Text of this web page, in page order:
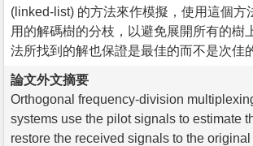
(linked-list) 的方法來作模擬，使用這個方
用的解碼樹的分枝，以避免展開所有的樹
法所找到的解也保證是最佳的而不是次佳
論文外文摘要
Orthogonal frequency-division
systems use the pilot signals to estimate
restore the received signals to the